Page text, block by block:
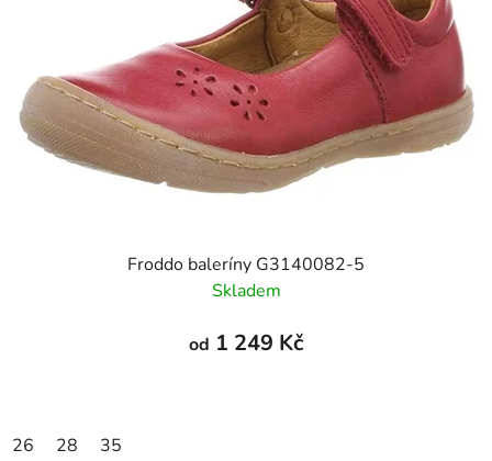
Froddo baleríny G3140082-5
Skladem
od 1 249 Kč
26 28 35